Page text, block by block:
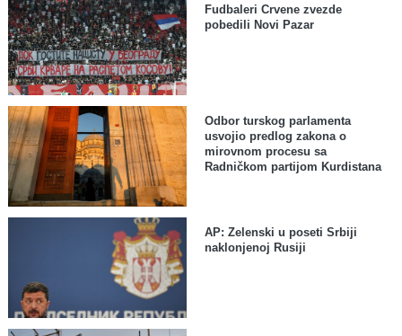
Fudbaleri Crvene zvezde
pobedili Novi Pazar
Odbor turskog parlamenta
usvojio predlog zakona o
mirovnom procesu sa
Radničkom partijom Kurdistana
AP: Zelenski u poseti Srbiji
naklonjenoj Rusiji